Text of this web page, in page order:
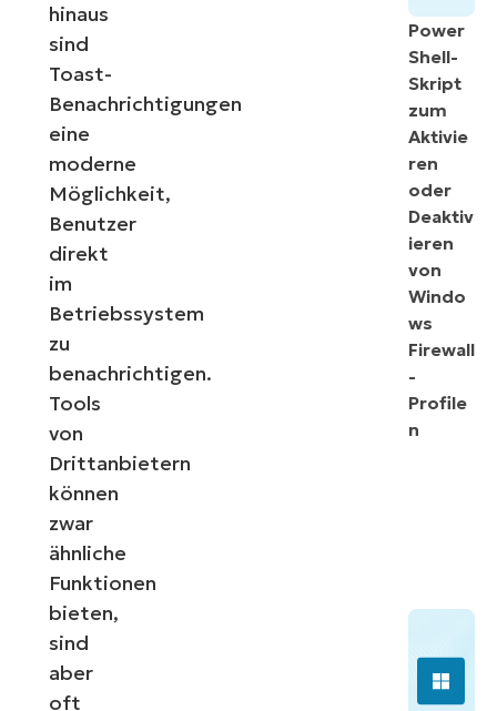
hinaus
sind
Toast-
Benachrichtigungen
eine
moderne
Möglichkeit,
Benutzer
direkt
im
Betriebssystem
zu
benachrichtigen.
Tools
von
Drittanbietern
können
zwar
ähnliche
Funktionen
bieten,
sind
aber
oft
Power
Shell-
Skript
zum
Aktivie
ren
oder
Deaktiv
ieren
von
Windo
ws
Firewall
-
Profile
n